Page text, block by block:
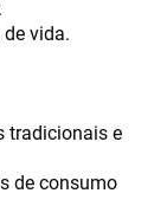
vida.
tradicionais e
de consumo